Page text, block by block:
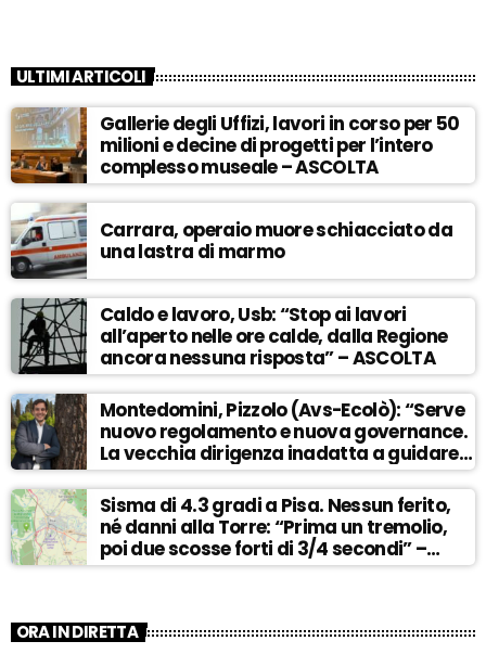
ULTIMI ARTICOLI
Gallerie degli Uffizi, lavori in corso per 50
milioni e decine di progetti per l’intero
complesso museale – ASCOLTA
Carrara, operaio muore schiacciato da
una lastra di marmo
Caldo e lavoro, Usb: “Stop ai lavori
all’aperto nelle ore calde, dalla Regione
ancora nessuna risposta” – ASCOLTA
Montedomini, Pizzolo (Avs-Ecolò): “Serve
nuovo regolamento e nuova governance.
La vecchia dirigenza inadatta a guidare
la svolta” – ASCOLTA
Sisma di 4.3 gradi a Pisa. Nessun ferito,
né danni alla Torre: “Prima un tremolio,
poi due scosse forti di 3/4 secondi” –
ASCOLTA
ORA IN DIRETTA